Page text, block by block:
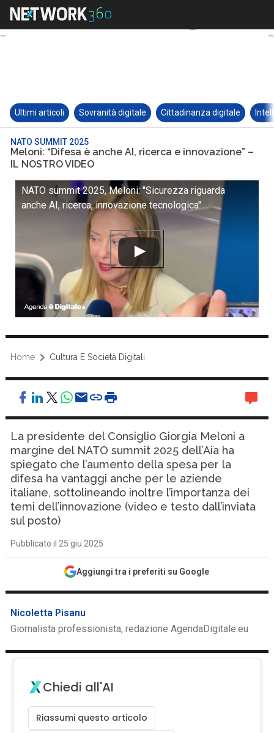
Ultimi articoli Sovranità digitale Cittadinanza digitale
NATO SUMMIT 2025
Meloni: “Difesa è anche AI, ricerca e innovazione” –
IL NOSTRO VIDEO
NATO summit 2025, Meloni: "Sicurezza riguarda
anche AI, ricerca, innovazione tecnologica"
Home Cultura E Società Digitali
La presidente del Consiglio Giorgia Meloni a
margine del NATO summit 2025 dell’Aia ha
spiegato che l’aumento della spesa per la
difesa ha vantaggi anche per le aziende
italiane, sottolineando inoltre l’importanza dei
temi dell’innovazione (video e testo dall’inviata
sul posto)
Pubblicato il 25 giu 2025
Aggiungi tra i preferiti su Google
Nicoletta Pisanu
Giornalista professionista, redazione AgendaDigitale.eu
Chiedi all'AI
Riassumi questo articolo